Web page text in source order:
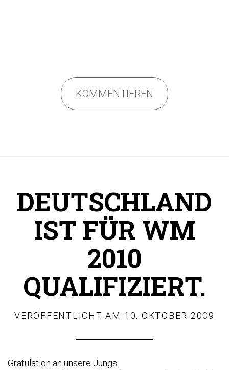
KOMMENTIEREN
DEUTSCHLAND
IST FÜR WM
2010
QUALIFIZIERT.
VERÖFFENTLICHT AM 10. OKTOBER 2009
Gratulation an unsere Jungs.